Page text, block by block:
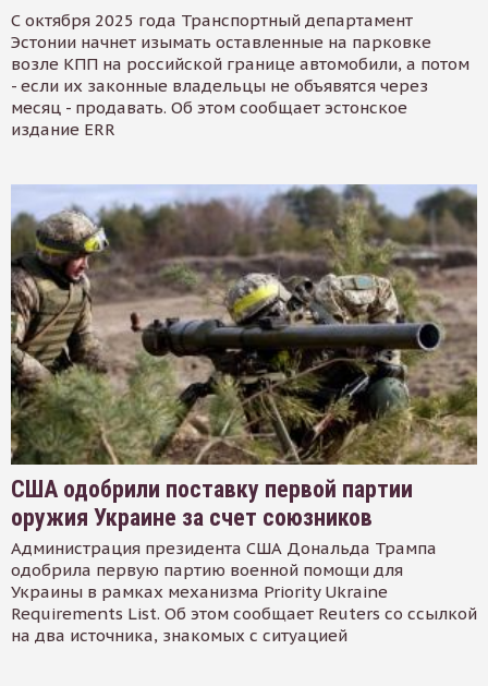
С октября 2025 года Транспортный департамент
Эстонии начнет изымать оставленные на парковке
возле КПП на российской границе автомобили, а потом
- если их законные владельцы не объявятся через
месяц - продавать. Об этом сообщает эстонское
издание ERR
США одобрили поставку первой партии
оружия Украине за счет союзников
Администрация президента США Дональда Трампа
одобрила первую партию военной помощи для
Украины в рамках механизма Priority Ukraine
Requirements List. Об этом сообщает Reuters со ссылкой
на два источника, знакомых с ситуацией